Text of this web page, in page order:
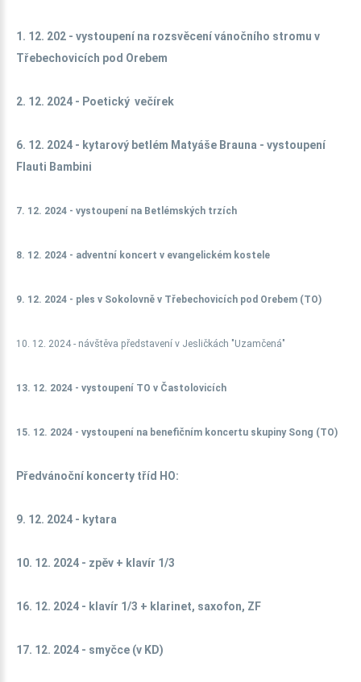
1. 12. 202 - vystoupení na rozsvěcení vánočního stromu v
Třebechovicích pod Orebem
2. 12. 2024 - Poetický večírek
6. 12. 2024 - kytarový betlém Matyáše Brauna - vystoupení
Flauti Bambini
7. 12. 2024 - vystoupení na Betlémských trzích
8. 12. 2024 - adventní koncert v evangelickém kostele
9. 12. 2024 - ples v Sokolovně v Třebechovicích pod Orebem (TO)
10. 12. 2024 - návštěva představení v Jesličkách "Uzamčená"
13. 12. 2024 - vystoupení TO v Častolovicích
15. 12. 2024 - vystoupení na benefičním koncertu skupiny Song (TO)
Předvánoční koncerty tříd HO:
9. 12. 2024 - kytara
10. 12. 2024 - zpěv + klavír 1/3
16. 12. 2024 - klavír 1/3 + klarinet, saxofon, ZF
17. 12. 2024 - smyčce (v KD)